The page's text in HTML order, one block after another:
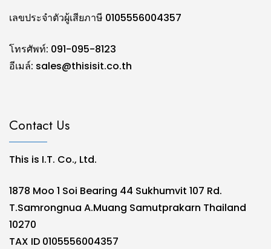
เลขประจำตัวผู้เสียภาษี 0105556004357
โทรศัพท์: 091-095-8123
อีเมล์: sales@thisisit.co.th
Contact Us
This is I.T. Co., Ltd.
1878 Moo 1 Soi Bearing 44 Sukhumvit 107 Rd.
T.Samrongnua A.Muang Samutprakarn Thailand
10270
TAX ID 0105556004357